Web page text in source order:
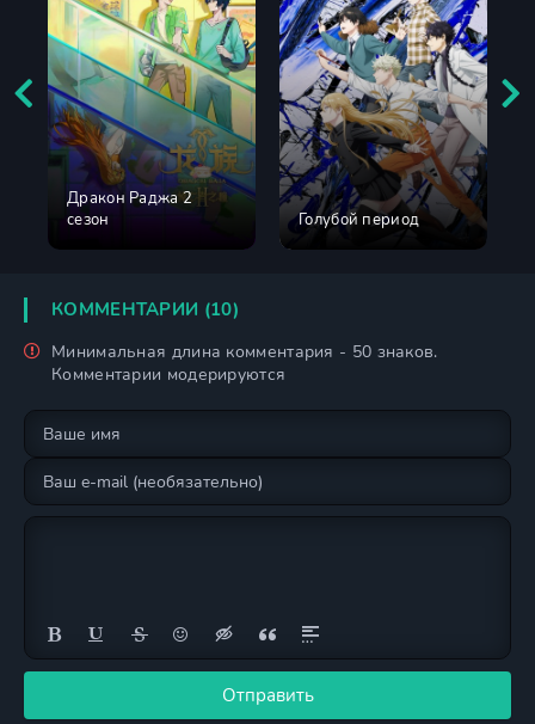
Дракон Раджа 2
сезон
Голубой период
КОММЕНТАРИИ (10)
Минимальная длина комментария - 50 знаков.
Комментарии модерируются
Отправить